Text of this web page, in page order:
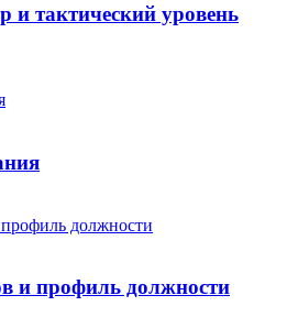
и тактический уровень
и профиль должности